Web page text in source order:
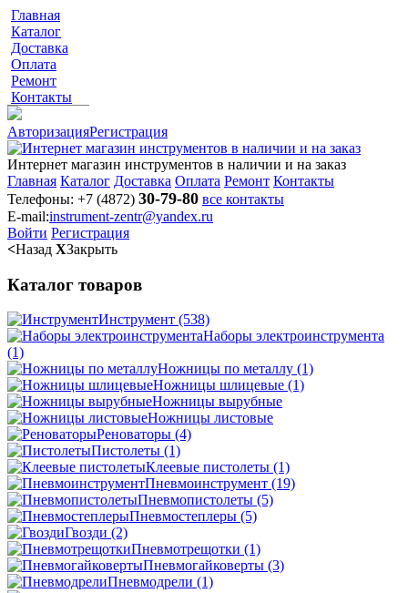
Главная
Каталог
Доставка
Оплата
Ремонт
Контакты
АвторизацияРегистрация
Интернет магазин инструментов в наличии и на заказ
Главная Каталог Доставка Оплата Ремонт Контакты
Телефоны: +7 (4872) 30-79-80 все контакты
E-mail:instrument-zentr@yandex.ru
Войти Регистрация
<Назад XЗакрыть
Каталог товаров
Инструмент (538)
Наборы электроинструмента
(1)
Ножницы по металлу (1)
Ножницы шлицевые (1)
Ножницы вырубные
Ножницы листовые
Реноваторы (4)
Пистолеты (1)
Клеевые пистолеты (1)
Пневмоинструмент (19)
Пневмопистолеты (5)
Пневмостеплеры (5)
Гвозди (2)
Пневмотрещотки (1)
Пневмогайковерты (3)
Пневмодрели (1)